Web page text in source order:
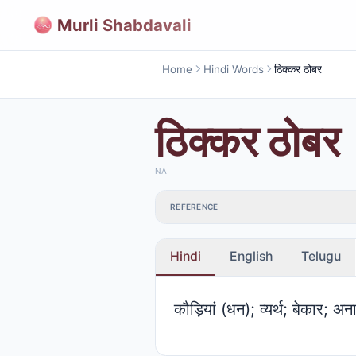
Murli Shabdavali
Home Hindi Words ठिक्कर ठोबर
ठिक्कर ठोबर
NA
REFERENCE
Hindi English Telugu
कौड़ियां (धन); व्यर्थ; बेकार;